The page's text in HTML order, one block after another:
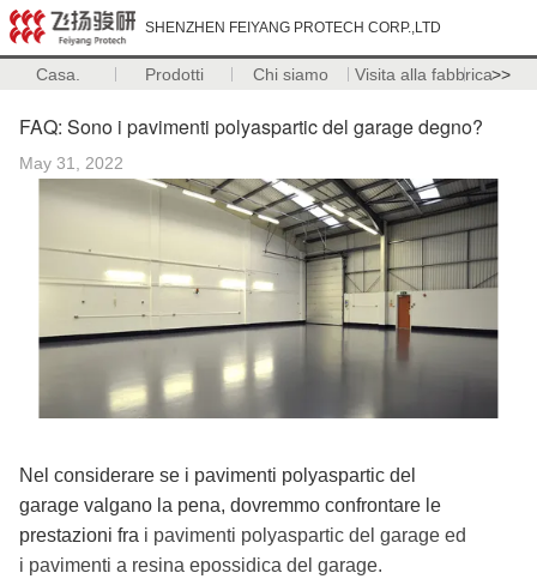
SHENZHEN FEIYANG PROTECH CORP.,LTD
Casa. Prodotti Chi siamo Visita alla fabbrica>>
FAQ: Sono i pavimenti polyaspartic del garage degno?
May 31, 2022
Nel considerare se i pavimenti polyaspartic del
garage valgano la pena, dovremmo confrontare le
prestazioni fra i pavimenti polyaspartic del garage ed
i pavimenti a resina epossidica del garage.